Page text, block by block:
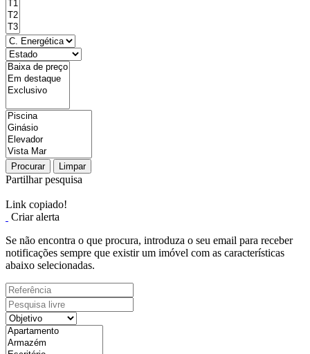
Procurar Limpar
Partilhar pesquisa
Link copiado!
Criar alerta
Se não encontra o que procura, introduza o seu email para receber
notificações sempre que existir um imóvel com as características
abaixo selecionadas.